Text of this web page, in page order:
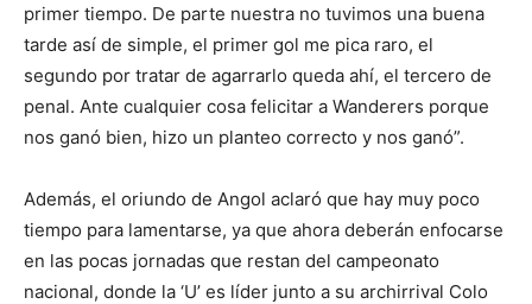
primer tiempo. De parte nuestra no tuvimos una buena
tarde así de simple, el primer gol me pica raro, el
segundo por tratar de agarrarlo queda ahí, el tercero de
penal. Ante cualquier cosa felicitar a Wanderers porque
nos ganó bien, hizo un planteo correcto y nos ganó”.
Además, el oriundo de Angol aclaró que hay muy poco
tiempo para lamentarse, ya que ahora deberán enfocarse
en las pocas jornadas que restan del campeonato
nacional, donde la ‘U’ es líder junto a su archirrival Colo